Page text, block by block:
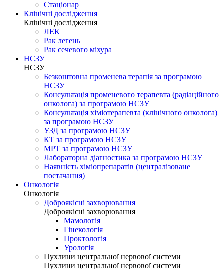
Стаціонар
Клінічні дослідження
Клінічні дослідження
ЛЕК
Рак легень
Рак сечевого міхура
НСЗУ
НСЗУ
Безкоштовна променева терапія за програмою
НСЗУ
Консультація променевого терапевта (радіаційного
онколога) за програмою НСЗУ
Консультація хіміотерапевта (клінічного онколога)
за програмою НСЗУ
УЗД за програмою НСЗУ
КТ за програмою НСЗУ
МРТ за програмою НСЗУ
Лабораторна діагностика за програмою НСЗУ
Наявність хіміопрепаратів (централізоване
постачання)
Онкологія
Онкологія
Доброякісні захворювання
Доброякісні захворювання
Мамологія
Гінекологія
Проктологія
Урологія
Пухлини центральної нервової системи
Пухлини центральної нервової системи